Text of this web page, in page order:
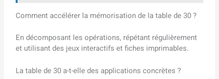
Comment accélérer la mémorisation de la table de 30 ?
En décomposant les opérations, répétant régulièrement
et utilisant des jeux interactifs et fiches imprimables.
La table de 30 a-t-elle des applications concrètes ?